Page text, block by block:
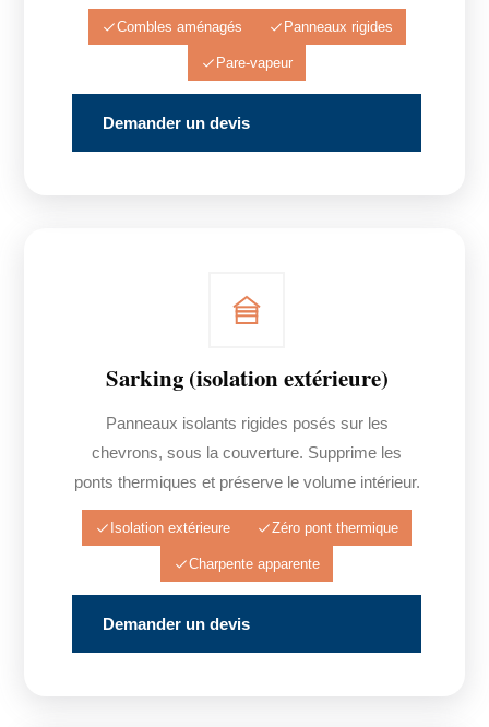
Combles aménagés Panneaux rigides
Pare-vapeur
Demander un devis
Sarking (isolation extérieure)
Panneaux isolants rigides posés sur les
chevrons, sous la couverture. Supprime les
ponts thermiques et préserve le volume intérieur.
Isolation extérieure Zéro pont thermique
Charpente apparente
Demander un devis